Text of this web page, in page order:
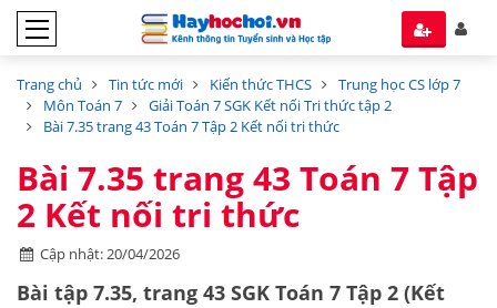
Trang chủ Tin tức mới Kiến thức THCS
Trung học CS lớp 7
Môn Toán 7
Giải Toán 7 SGK Kết nối Tri thức tập 2
Bài 7.35 trang 43 Toán 7 Tập 2 Kết nối tri thức
Bài 7.35 trang 43 Toán 7 Tập
2 Kết nối tri thức
Cập nhật: 20/04/2026
Bài tập 7.35, trang 43 SGK Toán 7 Tập 2 (Kết